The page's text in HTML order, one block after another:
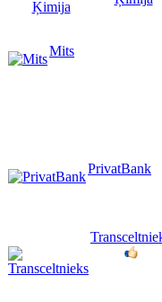
Mits
PrivatBank